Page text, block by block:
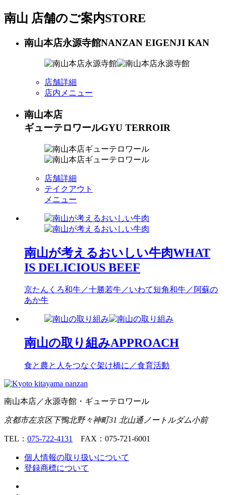
南山 店舗のご案内STORE
南山本店永源寺館NANZAN EIGENJI KAN
店舗詳細
店内メニュー
南山本店
ギューテロワールGYU TERROIR
店舗詳細
テイクアウト
メニュー
南山が考えるおいしい牛肉WHAT
IS DELICIOUS BEEF
京たんくろ和牛／十勝若牛／いわて短角和牛／阿蘇の
あか牛
南山の取り組みAPPROACH
食と農と人をつなぐ架け橋に／食育活動
南山本店／永源寺館・ギューテロワール
京都市左京区下鴨北野々神町31 北山通ノートルダム小前
TEL： 075-722-4131 FAX：075-721-6001
個人情報の取り扱いについて
登録商標について